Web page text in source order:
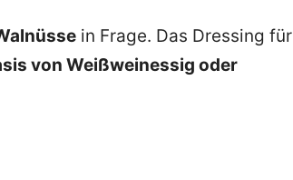
in Frage. Das Dressing für
von Weißweinessig oder